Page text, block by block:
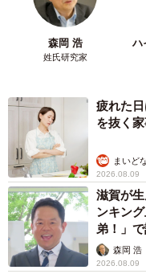
森岡 浩
姓氏研究家
ハ
疲れた
を抜く
まいど
2026.08.09
滋賀が
ンキン
弟！」
森岡 浩
2026.08.09